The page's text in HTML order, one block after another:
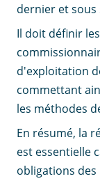
dernier et sous
Il doit définir
d'exploitation
commettant
les méthodes
En résumé, la
est essentielle
obligations